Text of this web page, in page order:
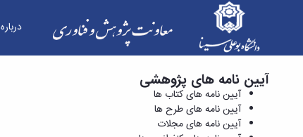
آیین نامه های طرح ها - معاونت پژوهش و فناوری
آیین نامه های پژوهشی
آیین نامه های کتاب ها
آیین نامه های طرح ها
آیین نامه های مجلات